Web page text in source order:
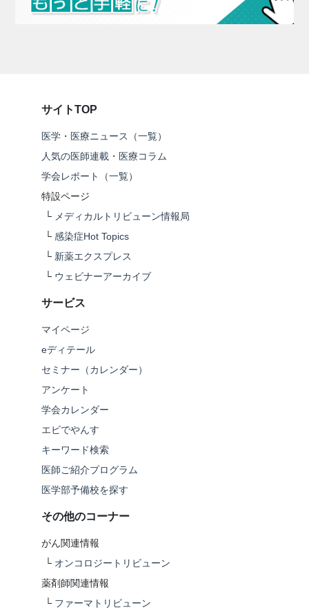
サイトTOP
医学・医療ニュース（一覧）
人気の医師連載・医療コラム
学会レポート（一覧）
特設ページ
└ メディカルトリビューン情報局
└ 感染症Hot Topics
└ 新薬エクスプレス
└ ウェビナーアーカイブ
サービス
マイページ
eディテール
セミナー（カレンダー）
アンケート
学会カレンダー
エビでやんす
キーワード検索
医師ご紹介プログラム
医学部予備校を探す
その他のコーナー
がん関連情報
└ オンコロジートリビューン
薬剤師関連情報
└ ファーマトリビューン